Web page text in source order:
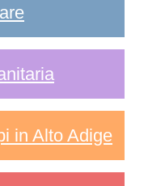
in Alto Adige